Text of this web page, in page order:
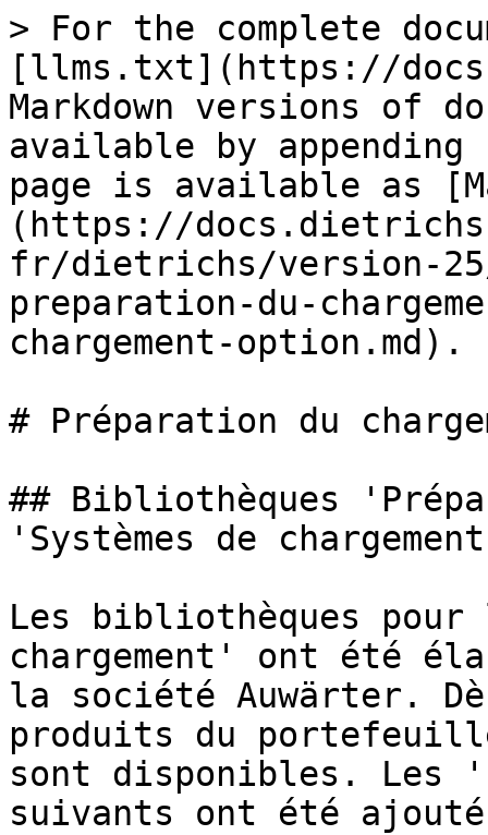
> For the complete
[llms.txt](https://
Markdown versions of
available by
page is available as
(https://
fr/dietrichs/version-25/
preparation-du-
chargement-option.md).
# Préparation du
## Bibliothèques
'Systèmes de
Les bibliothèques
chargement' ont été
la société Auwärter.
produits du
sont disponibles. Les
suivants ont été